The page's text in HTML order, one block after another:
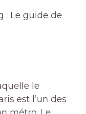
: Le guide de
le
est l’un des